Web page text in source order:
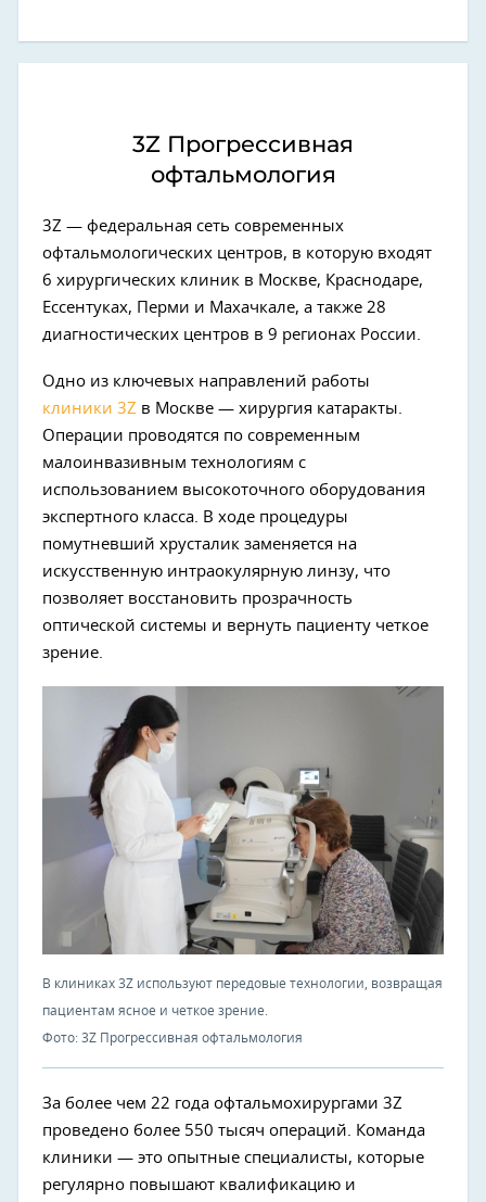
3Z Прогрессивная
офтальмология
3Z — федеральная сеть современных
офтальмологических центров, в которую входят
6 хирургических клиник в Москве, Краснодаре,
Ессентуках, Перми и Махачкале, а также 28
диагностических центров в 9 регионах России.
Одно из ключевых направлений работы
клиники 3Z в Москве — хирургия катаракты.
Операции проводятся по современным
малоинвазивным технологиям с
использованием высокоточного оборудования
экспертного класса. В ходе процедуры
помутневший хрусталик заменяется на
искусственную интраокулярную линзу, что
позволяет восстановить прозрачность
оптической системы и вернуть пациенту четкое
зрение.
В клиниках 3Z используют передовые технологии, возвращая
пациентам ясное и четкое зрение.
Фото: 3Z Прогрессивная офтальмология
За более чем 22 года офтальмохирургами 3Z
проведено более 550 тысяч операций. Команда
клиники — это опытные специалисты, которые
регулярно повышают квалификацию и